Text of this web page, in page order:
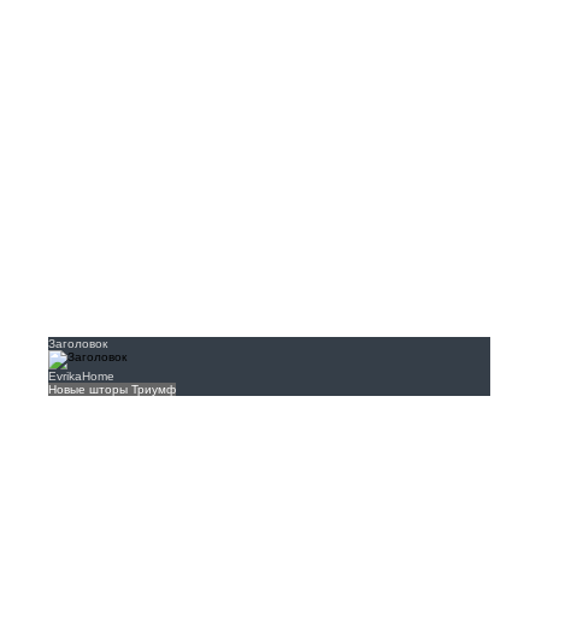
Заголовок
EvrikaHome
Новые шторы Триумф